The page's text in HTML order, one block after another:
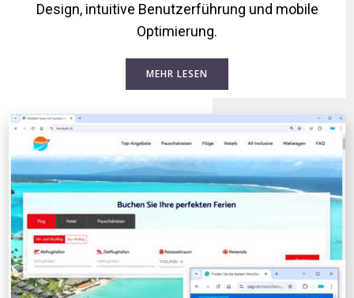
Design, intuitive Benutzerführung und mobile
Optimierung.
MEHR LESEN